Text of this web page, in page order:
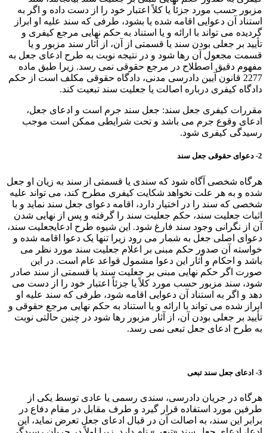
مزبور حسب مورد جزئاً یا کلاً اعتبار خود را از دست داده و اگر به
استناد آن دعوایی اقامه شده یا بشود، طرفی که سند علیه او ابراز
گردیده می تواند با ارائه و یا استناد به حکم نهایی مرجع کیفری و
تأیید بر جعلی بودن سند یا قسمتی از آن، از آثار سند مزبور و یا
قسمت مجعول آن رها شود و در نتیجه نوبت به طرح ادعای جعل به
مفهوم دقیق اصطلاح در مرجع حقوقی نمی رسد. زیرا طبق ماده
2277 قانون آیین دادرسی مدنی، دادگاه حقوقی مکلف است از حکم
دادگاه کیفری درباره اصالت یا جعلیت سند تبعیت کند.
مقررات کیفری جعل سند: جعل سند جرم است و ادعای جعل،
ادعای وقوع جرم می باشد و تحت شرایطی ممکن است موجب
رسیدگی کیفری شود.
2- دعوای حقوقی جعل سند
هرگاه شخصی آگاه شود که سندی یا قسمتی از سند به زیان او جعل
شده و به هر علت نخواهد شکایت کیفری مطرح کند، می تواند علیه
شخصی که سند را در اختیار دارد، اقامه دعوای جعل سند نماید و با
اثبات جعلیت سند، حکم جعلیت سند را گرفته و پس از نهایی شدن
آن از نگرانی وجود سند فارغ شود. این شیوه طرح ادعایجعلیت سند،
دعوای اصلی جعل به شمار می رود زیرا تنها یک دعوا اقامه شده و
خواسته آن صدور حکم مبنی بر اعلام جعلیت سند مورد نظر می
باشد و احکام و آثار این دعوا مشمول قواعد عام است. در این
صورت اگر حکم نهایی مبنی بر جعلیت سند یا قسمتی از سند صادر
شود، سند مزبور حسب مورد کلاً یا جزئاً اعتبار خود را از دست می
دهد و اگر به استناد آن دعوایی اقامه شود، طرفی که سند علیه او
ابراز شده می تواند با ارائه و یا استناد به حکم نهایی مرجع حقوقی و
تأیید بر جعلی بودن آن، از آثار مزبور رها شود در چنین حالتی نوبت
به طرح ادعای جعل تبعی نمی رسد.
3- ادعای جعل سند تبعی
هرگاه در جریان دادرسی، سندی رسمی یا عادی توسط یکی از
طرفین مورد استفاده قرار گیرد و طرف مقابل در مقام دفاع در
برابر این سند، به اصالت آن در قبال ادعای جعل تعرض نماید، این